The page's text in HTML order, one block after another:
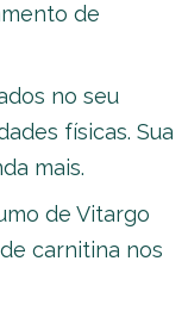
de
no seu
físicas. Sua
mais.
de Vitargo
carnitina nos